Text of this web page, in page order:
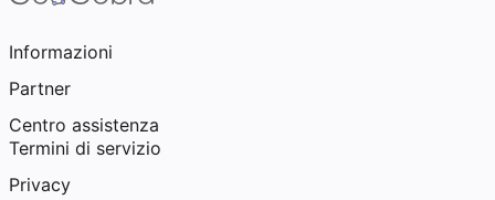
Informazioni
Partner
Centro assistenza
Termini di servizio
Privacy